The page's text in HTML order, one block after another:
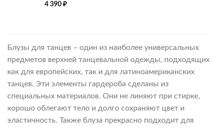
4 390 ₽
Блузы для танцев – один из наиболее универсальных
предметов верхней танцевальной одежды, подходящих
как для европейских, так и для латиноамериканских
танцев. Эти элементы гардероба сделаны из
специальных материалов. Они не линяют при стирке,
хорошо облегают тело и долго сохраняют цвет и
эластичность. Также блуза прекрасно подходит для